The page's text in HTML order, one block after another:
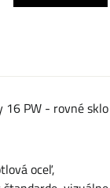
PW - rovné sklo
oceľ,